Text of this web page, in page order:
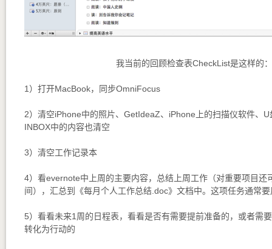
我当前的回顾检查表CheckList是这样的：
1）打开MacBook，同步OmniFocus
2）清空iPhone中的照片、GetIdeaZ、iPhone上的扫描仪软件、
INBOX中的内容也清空
3）清空工作记录本
4）看evernote中上周的主要内容，总结上周工作（对重要项目还
间），汇总到《每月个人工作总结.doc》文档中。这项任务通常
5）看看未来1周的日程表，看看是否有需要提前准备的，或者需
转化为行动的